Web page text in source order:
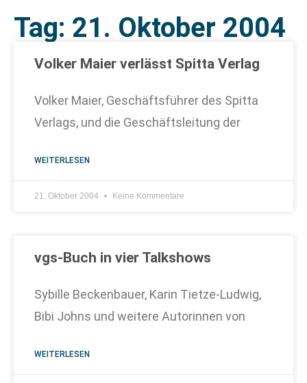
Tag: 21. Oktober 2004
Volker Maier verlässt Spitta Verlag
Volker Maier, Geschäftsführer des Spitta
Verlags, und die Geschäftsleitung der
WEITERLESEN
21. Oktober 2004 Keine Kommentare
vgs-Buch in vier Talkshows
Sybille Beckenbauer, Karin Tietze-Ludwig,
Bibi Johns und weitere Autorinnen von
WEITERLESEN